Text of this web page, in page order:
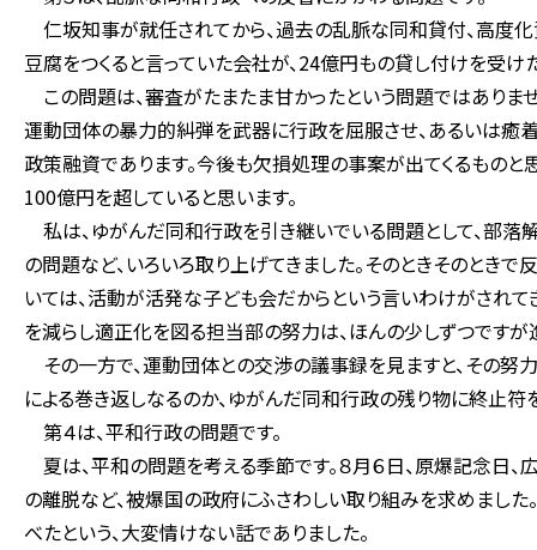
仁坂知事が就任されてから、過去の乱脈な同和貸付、高度化
豆腐をつくると言っていた会社が、24億円もの貸し付けを受け
この問題は、審査がたまたま甘かったという問題ではあり
運動団体の暴力的糾弾を武器に行政を屈服させ、あるいは癒
政策融資であります。今後も欠損処理の事案が出てくるもの
100億円を超していると思います。
私は、ゆがんだ同和行政を引き継いでいる問題として、部
の問題など、いろいろ取り上げてきました。そのときそのとき
いては、活動が活発な子ども会だからという言いわけがされ
を減らし適正化を図る担当部の努力は、ほんの少しずつですが
その一方で、運動団体との交渉の議事録を見ますと、その努
による巻き返しなるのか、ゆがんだ同和行政の残り物に終止
第４は、平和行政の問題です。
夏は、平和の問題を考える季節です。８月６日、原爆記念日
の離脱など、被爆国の政府にふさわしい取り組みを求めまし
べたという、大変情けない話でありました。